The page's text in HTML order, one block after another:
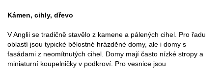
Kámen, cihly, dřevo
V Anglii se tradičně stavělo z kamene a pálených cihel. Pro řadu
oblastí jsou typické bělostné hrázděné domy, ale i domy s
fasádami z neomítnutých cihel. Domy mají často nízké stropy a
miniaturní koupelničky v podkroví. Pro vesnice jsou